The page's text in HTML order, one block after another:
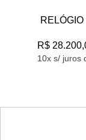
ICED SEA